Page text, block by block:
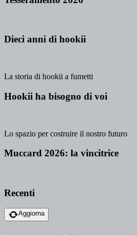
Dieci anni di hookii
La storia di hookii a fumetti
Hookii ha bisogno di voi
Lo spazio per costruire il nostro futuro
Muccard 2026: la vincitrice
Recenti
Aggiorna